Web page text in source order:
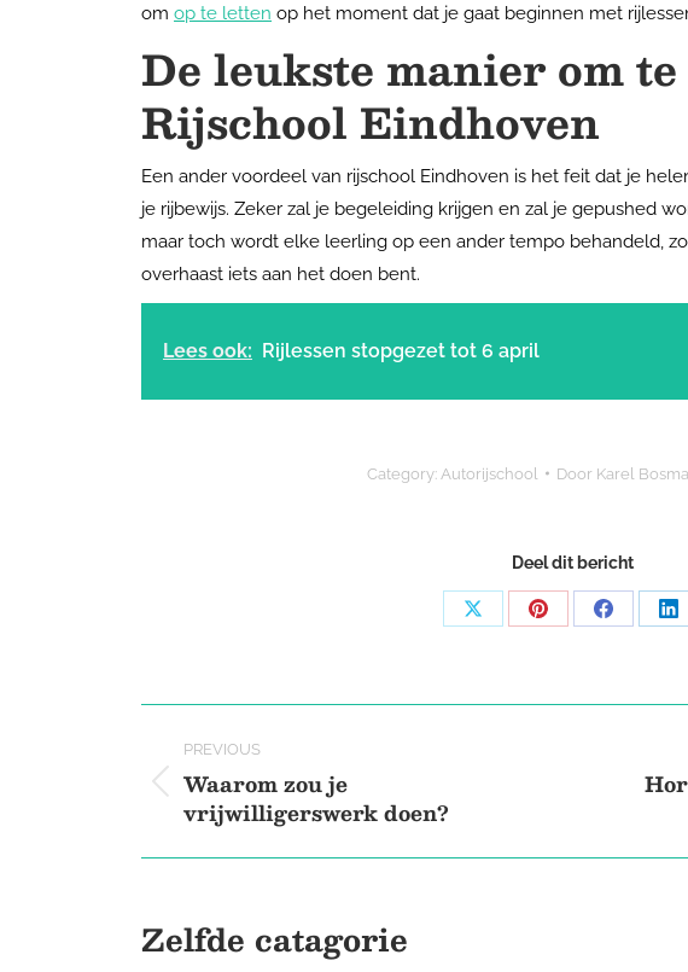
om op te letten op het moment dat je gaat beginnen met
De leukste manier om
Rijschool Eindhoven
Een ander voordeel van rijschool Eindhoven is het feit dat je
je rijbewijs. Zeker zal je begeleiding krijgen en zal je gepushed
maar toch wordt elke leerling op een ander tempo behandeld,
overhaast iets aan het doen bent.
Lees ook: Rijlessen stopgezet tot 6 april
Category: Autorijschool Door Karel Bosma
Deel dit bericht
Share Share Share
Post
navigation
PREVIOUS
Previous
post:
Waarom zou je
vrijwilligerswerk doen?
Next
Zelfde catagorie